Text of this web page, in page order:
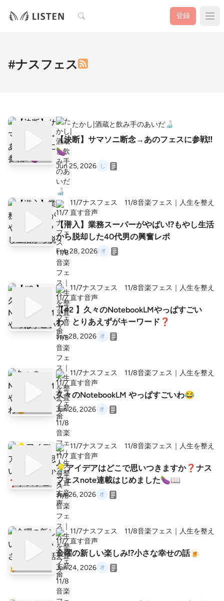
検索 登録
#ナスフェス
たかし|酒蔵と飲み手のあいだ🍶
【決断】サマソニ断念→あのフェスに参戦‼️
🍆
Jun 25, 2026
11/7ナスフェス 11/8音楽フェス｜人生を整え
直す音声
【潜入】業務スーパーがやばい⁉️もやし生活
から脱却した40代男の興奮レポ
Feb 28, 2026
11/7ナスフェス 11/8音楽フェス｜人生を整え
直す音声
【#2 】久々のNotebookLMやっぱすごい
わ とりあえずがキーワード❓
Jan 28, 2026
11/7ナスフェス 11/8音楽フェス｜人生を整え
直す音声
久々のNotebookLM やっぱすごいわ😂
Jan 26, 2026
11/7ナスフェス 11/8音楽フェス｜人生を整え
直す音声
💡アイデアはどこで思いつきますか❓ナス
フェスnote連載はじめました🍆📖
Jan 26, 2026
11/7ナスフェス 11/8音楽フェス｜人生を整え
直す音声
金曜の新しい楽しみ⁉️小さな幸せの話🍺
Jan 24, 2026